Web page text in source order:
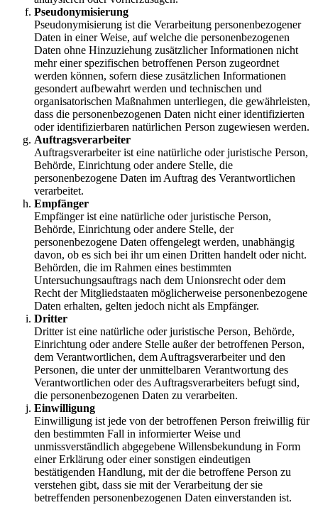
Pseudonymisierung
Pseudonymisierung ist die Verarbeitung personenbezogener
Daten in einer Weise, auf welche die personenbezogenen
Daten ohne Hinzuziehung zusätzlicher Informationen nicht
mehr einer spezifischen betroffenen Person zugeordnet
werden können, sofern diese zusätzlichen Informationen
gesondert aufbewahrt werden und technischen und
organisatorischen Maßnahmen unterliegen, die gewährleisten,
dass die personenbezogenen Daten nicht einer identifizierten
oder identifizierbaren natürlichen Person zugewiesen werden.
Auftragsverarbeiter
Auftragsverarbeiter ist eine natürliche oder juristische Person,
Behörde, Einrichtung oder andere Stelle, die
personenbezogene Daten im Auftrag des Verantwortlichen
verarbeitet.
Empfänger
Empfänger ist eine natürliche oder juristische Person,
Behörde, Einrichtung oder andere Stelle, der
personenbezogene Daten offengelegt werden, unabhängig
davon, ob es sich bei ihr um einen Dritten handelt oder nicht.
Behörden, die im Rahmen eines bestimmten
Untersuchungsauftrags nach dem Unionsrecht oder dem
Recht der Mitgliedstaaten möglicherweise personenbezogene
Daten erhalten, gelten jedoch nicht als Empfänger.
Dritter
Dritter ist eine natürliche oder juristische Person, Behörde,
Einrichtung oder andere Stelle außer der betroffenen Person,
dem Verantwortlichen, dem Auftragsverarbeiter und den
Personen, die unter der unmittelbaren Verantwortung des
Verantwortlichen oder des Auftragsverarbeiters befugt sind,
die personenbezogenen Daten zu verarbeiten.
Einwilligung
Einwilligung ist jede von der betroffenen Person freiwillig für
den bestimmten Fall in informierter Weise und
unmissverständlich abgegebene Willensbekundung in Form
einer Erklärung oder einer sonstigen eindeutigen
bestätigenden Handlung, mit der die betroffene Person zu
verstehen gibt, dass sie mit der Verarbeitung der sie
betreffenden personenbezogenen Daten einverstanden ist.